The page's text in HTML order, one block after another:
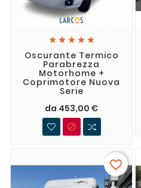
    
Oscurante Termico
Parabrezza
Motorhome +
Coprimotore Nuova
Serie
da 453,00 €

favorite_border